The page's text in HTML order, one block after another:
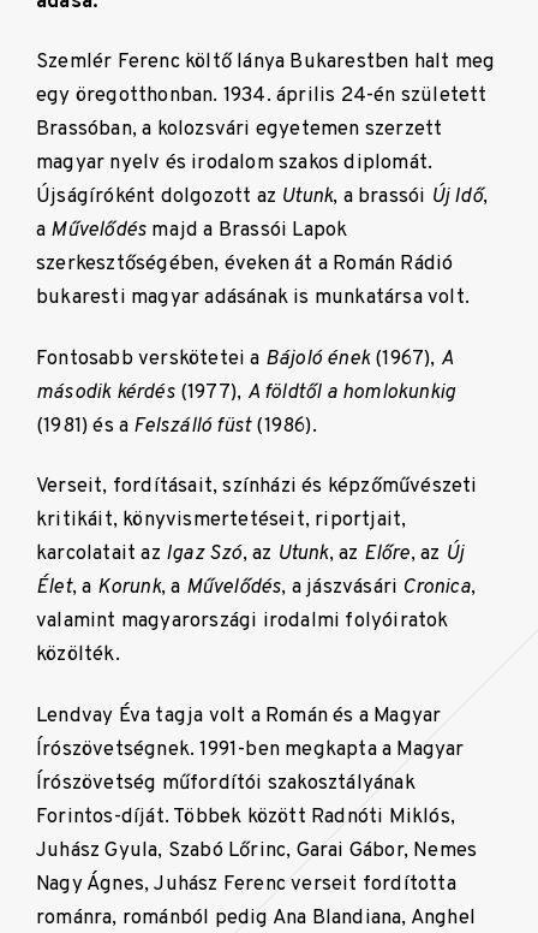
Szemlér Ferenc költő lánya Bukarestben halt meg
egy öregotthonban. 1934. április 24-én született
Brassóban, a kolozsvári egyetemen szerzett
magyar nyelv és irodalom szakos diplomát.
Újságíróként dolgozott az Utunk, a brassói Új Idő,
a Művelődés majd a Brassói Lapok
szerkesztőségében, éveken át a Román Rádió
bukaresti magyar adásának is munkatársa volt.
Fontosabb verskötetei a Bájoló ének(1967), A
második kérdés(1977), A földtől a homlokunkig
(1981) és a Felszálló füst(1986).
Verseit, fordításait, színházi és képzőművészeti
kritikáit, könyvismertetéseit, riportjait,
karcolatait az Igaz Szó, az Utunk, az Előre, az Új
Élet, a Korunk, a Művelődés, a jászvásári Cronica,
valamint magyarországi irodalmi folyóiratok
közölték.
Lendvay Éva tagja volt a Román és a Magyar
Írószövetségnek. 1991-ben megkapta a Magyar
Írószövetség műfordítói szakosztályának
Forintos-díját. Többek között Radnóti Miklós,
Juhász Gyula, Szabó Lőrinc, Garai Gábor, Nemes
Nagy Ágnes, Juhász Ferenc verseit fordította
románra, románból pedig Ana Blandiana, Anghel